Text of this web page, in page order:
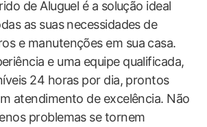
de Aluguel é a solução ideal
as suas necessidades de
e manutenções em sua casa.
e uma equipe qualificada,
24 horas por dia, prontos
atendimento de excelência. Não
problemas se tornem